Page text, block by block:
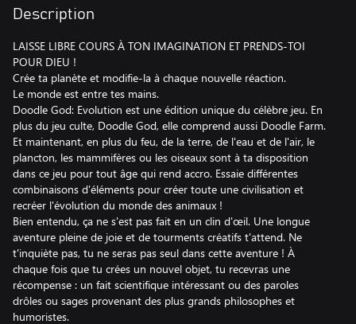
Description
LAISSE LIBRE COURS À TON IMAGINATION ET PRENDS-TOI
POUR DIEU !
Crée ta planète et modifie-la à chaque nouvelle réaction.
Le monde est entre tes mains.
Doodle God: Evolution est une édition unique du célèbre jeu. En
plus du jeu culte, Doodle God, elle comprend aussi Doodle Farm.
Et maintenant, en plus du feu, de la terre, de l'eau et de l'air, le
plancton, les mammifères ou les oiseaux sont à ta disposition
dans ce jeu pour tout âge qui rend accro. Essaie différentes
combinaisons d'éléments pour créer toute une civilisation et
recréer l'évolution du monde des animaux !
Bien entendu, ça ne s'est pas fait en un clin d'œil. Une longue
aventure pleine de joie et de tourments créatifs t'attend. Ne
t'inquiète pas, tu ne seras pas seul dans cette aventure ! À
chaque fois que tu crées un nouvel objet, tu recevras une
récompense : un fait scientifique intéressant ou des paroles
drôles ou sages provenant des plus grands philosophes et
humoristes.